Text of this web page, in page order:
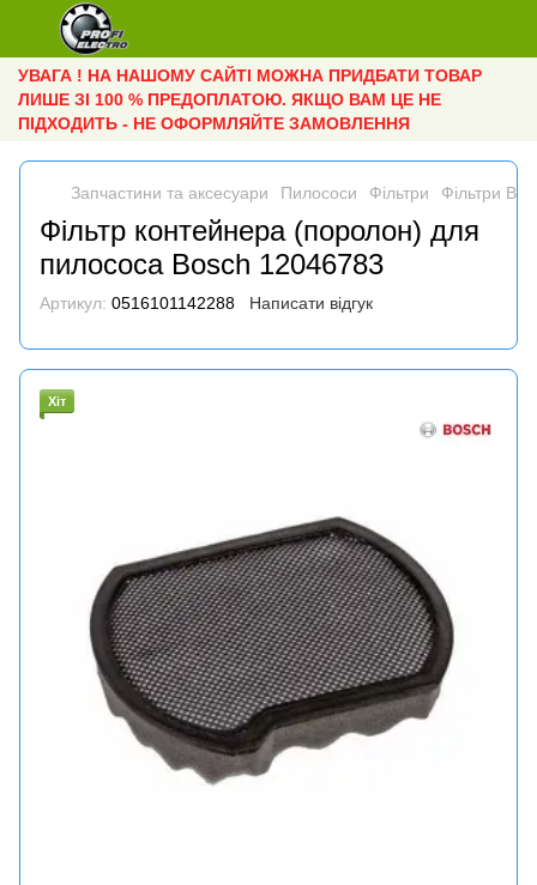
УВАГА ! НА НАШОМУ САЙТІ МОЖНА ПРИДБАТИ ТОВАР
ЛИШЕ ЗІ 100 % ПРЕДОПЛАТОЮ. ЯКЩО ВАМ ЦЕ НЕ
ПІДХОДИТЬ - НЕ ОФОРМЛЯЙТЕ ЗАМОВЛЕННЯ
Запчастини та аксесуари Пилососи Фільтри Фільтри
Фільтр контейнера (поролон) для
пилососа Bosch 12046783
Артикул: 0516101142288 Написати відгук
Хіт